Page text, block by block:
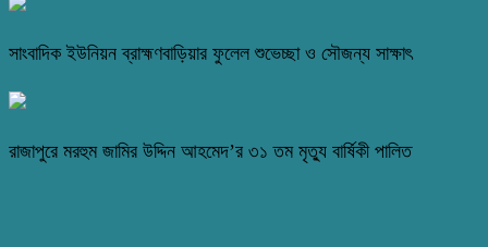
সাংবাদিক ইউনিয়ন ব্রাহ্মণবাড়িয়ার ফুলেল শুভেচ্ছা ও সৌজন্য সাক্ষাৎ
রাজাপুরে মরহুম জামির উদ্দিন আহমেদ’র ৩১ তম মৃত্যু বার্ষিকী পালিত